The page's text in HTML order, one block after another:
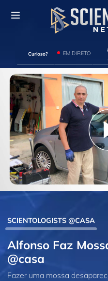
Curioso? EM DIRETO
SCIENTOLOGISTS @CASA
Alfonso Faz
@casa
Fazer uma mossa